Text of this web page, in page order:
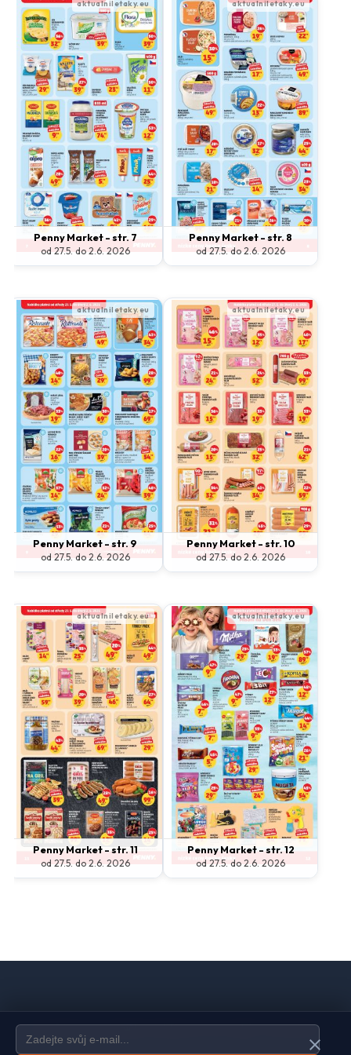
Penny Market - str. 7
od 27.5. do 2.6. 2026
Penny Market - str. 8
od 27.5. do 2.6. 2026
Penny Market - str. 9
od 27.5. do 2.6. 2026
Penny Market - str. 10
od 27.5. do 2.6. 2026
Penny Market - str. 11
od 27.5. do 2.6. 2026
Penny Market - str. 12
od 27.5. do 2.6. 2026
DomůOchrana údajůKontaktSpravovat odběr newsletteru
close
Makro Norma
Penny Market Tesco
Další obchody podle kategorií
Bydlení, zahrada
Drogerie, kosmetika
Elektro
Nábytek
Oblečení
Obuv
Sport
Pro děti, hračky
Lékárny
Auto moto
Ostatní supermarkety